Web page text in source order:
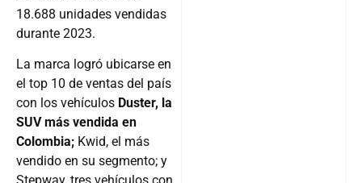
18.688 unidades vendidas
durante 2023.
La marca logró ubicarse en
el top 10 de ventas del país
con los vehículos Duster, la
SUV más vendida en
Colombia; Kwid, el más
vendido en su segmento; y